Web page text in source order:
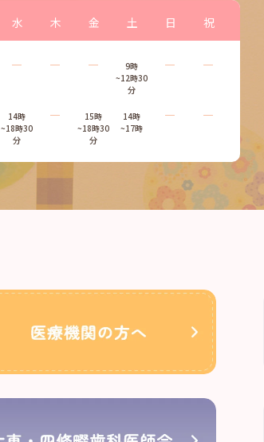
水 木 金 土 日 祝
― ― ―
9時
~12時30
分
― ―
14時
~18時30
分
―
15時
~18時30
分
14時
~17時
― ―